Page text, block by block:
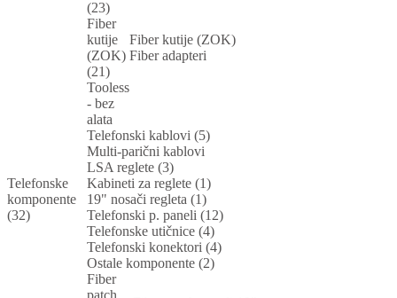
(23)
Fiber
kutije
(ZOK)
(21)
Fiber kutije (ZOK)
Fiber adapteri
Tooless
- bez
alata
Telefonske
komponente
(32)
Telefonski kablovi (5)
Multi-parični kablovi
LSA reglete (3)
Kabineti za reglete (1)
19" nosači regleta (1)
Telefonski p. paneli (12)
Telefonske utičnice (4)
Telefonski konektori (4)
Ostale komponente (2)
Fiber